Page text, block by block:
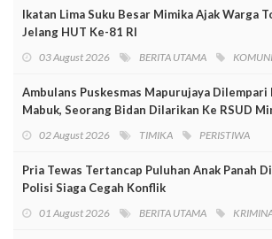
Ikatan Lima Suku Besar Mimika Ajak Warga
Jelang HUT Ke-81 RI
03 August 2026 BERITA UTAMA
Ambulans Puskesmas Mapurujaya Dilempari
Mabuk, Seorang Bidan Dilarikan Ke RSUD
02 August 2026 TIMIKA PERISTIWA
Pria Tewas Tertancap Puluhan Anak Panah
Polisi Siaga Cegah Konflik
01 August 2026 BERITA UTAMA